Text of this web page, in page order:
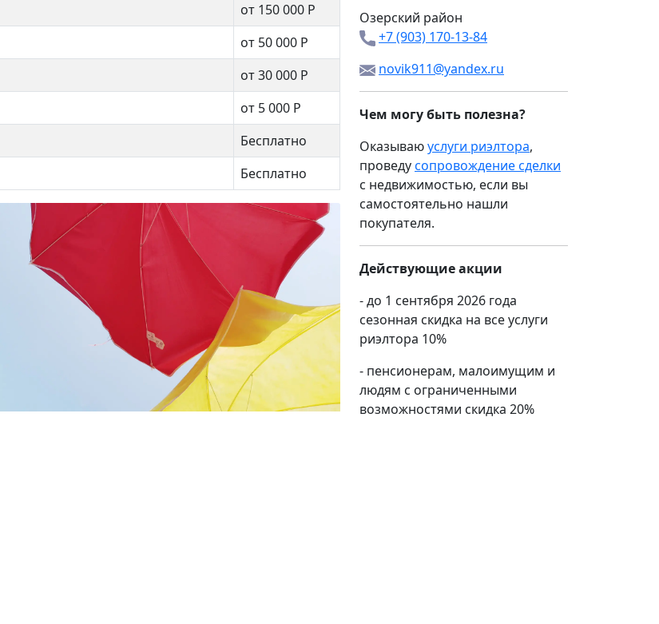
от 150 000 Р
от 50 000 Р
от 30 000 Р
от 5 000 Р
Бесплатно
Бесплатно
Озерский район
+7 (903) 170-13-84
novik911@yandex.ru
Чем могу быть полезна?
Оказываюуслуги риэлтора,
проведусопровождение сделки
с недвижимостью, если вы
самостоятельно нашли
покупателя.
Действующие акции
- до 1 сентября 2026 года
сезонная скидка на все услуги
риэлтора 10%
- пенсионерам, малоимущим и
людям с ограниченными
возможностями скидка 20%